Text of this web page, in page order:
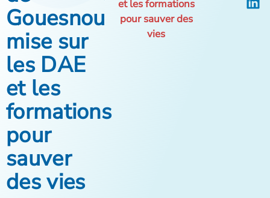
Gouesnou
mise sur
les DAE
et les
formations
pour
sauver
des vies
et les formations
pour sauver des
vies